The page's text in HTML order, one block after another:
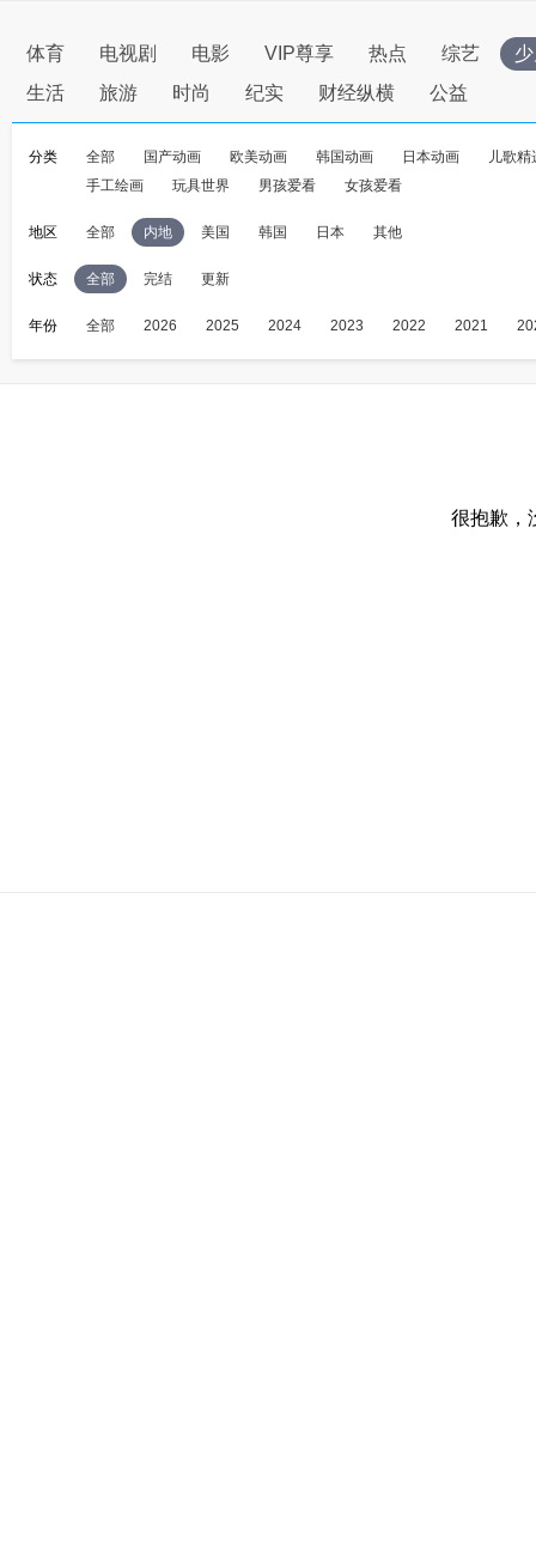
体育 电视剧 电影 VIP尊享 热点 综艺
生活
旅游 时尚 纪实 财经纵横 公益
分类 全部 国产动画 欧美动画 韩国动画 日本动画
儿歌精
手工绘画
玩具世界 男孩爱看 女孩爱看
地区 全部 内地 美国 韩国 日本 其他
状态 全部 完结 更新
年份 全部 2026 2025 2024 2023 2022 2021
很抱歉，